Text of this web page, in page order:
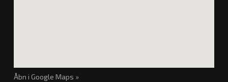
Åbn i Google Maps »